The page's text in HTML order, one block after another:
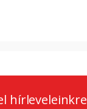
hírleveleinkre